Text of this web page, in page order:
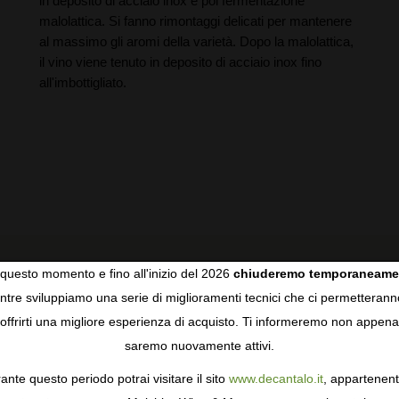
malolattica. Si fanno rimontaggi delicati per mantenere
al massimo gli aromi della varietà. Dopo la malolattica,
il vino viene tenuto in deposito di acciaio inox fino
all'imbottigliato.
RECENSIONI DEGLI UTENTI
COOKIES
come i cookie per personalizzare e mejorar la tua
sulla privacy
per saperne di più, o gestisci le tue
Consenso.
momento e fino all'inizio del 2026 chiuderemo
sviluppiamo una serie di miglioramenti tecnici che ci
offrirti una migliore esperienza di acquisto. Ti informeremo non appena
saremo nuovamente attivi.
questo periodo potrai visitare il sito www.decantalo.it,